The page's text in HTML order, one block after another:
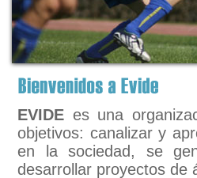
EVIDE es una
objetivos: canalizar y
en la sociedad, se
desarrollar proyectos de